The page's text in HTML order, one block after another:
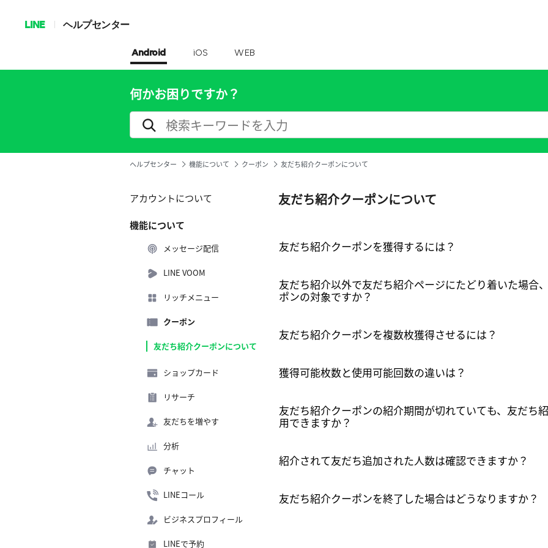
LINE ヘルプセンター
Android iOS WEB
何かお困りですか？
ヘルプセンター 機能について クーポン 友だち紹介クーポンについて
アカウントについて
機能について
メッセージ配信
LINE VOOM
リッチメニュー
クーポン
友だち紹介クーポンについて
ショップカード
リサーチ
友だちを増やす
分析
チャット
LINEコール
ビジネスプロフィール
LINEで予約
友だち紹介クーポンについて
友だち紹介クーポンを獲得するには？
友だち紹介以外で友だち紹介ページにたどり着いた場合
ポンの対象ですか？
友だち紹介クーポンを複数枚獲得させるには？
獲得可能枚数と使用可能回数の違いは？
友だち紹介クーポンの紹介期間が切れていても、友だち
用できますか？
紹介されて友だち追加された人数は確認できますか？
友だち紹介クーポンを終了した場合はどうなりますか？
確認